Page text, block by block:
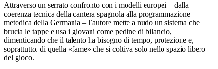
Attraverso un serrato confronto con i modelli europei – dalla
coerenza tecnica della cantera spagnola alla programmazione
metodica della Germania – l’autore mette a nudo un sistema che
brucia le tappe e usa i giovani come pedine di bilancio,
dimenticando che il talento ha bisogno di tempo, protezione e,
soprattutto, di quella «fame» che si coltiva solo nello spazio libero
del gioco.